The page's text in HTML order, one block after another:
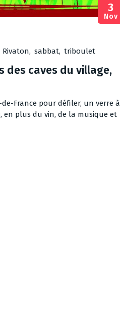
Rivaton, sabbat, triboulet
3
Nov
des caves du village,
de-France pour défiler, un verre à
en plus du vin, de la musique et